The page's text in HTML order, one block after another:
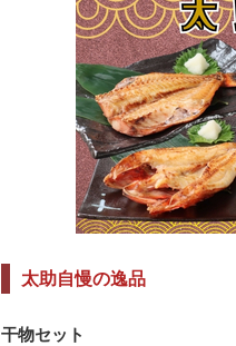
太助自慢の逸品
干物セット